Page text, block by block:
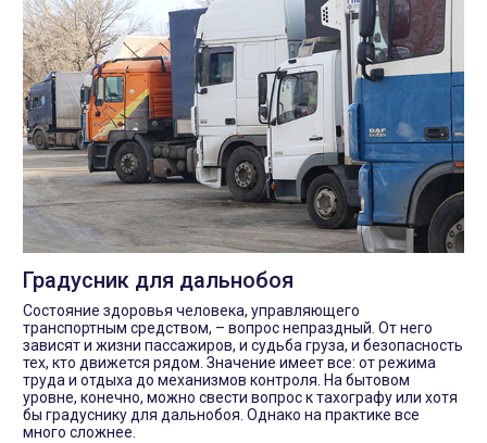
Градусник для дальнобоя
Состояние здоровья человека, управляющего
транспортным средством, – вопрос непраздный. От него
зависят и жизни пассажиров, и судьба груза, и безопасность
тех, кто движется рядом. Значение имеет все: от режима
труда и отдыха до механизмов контроля. На бытовом
уровне, конечно, можно свести вопрос к тахографу или хотя
бы градуснику для дальнобоя. Однако на практике все
много сложнее.